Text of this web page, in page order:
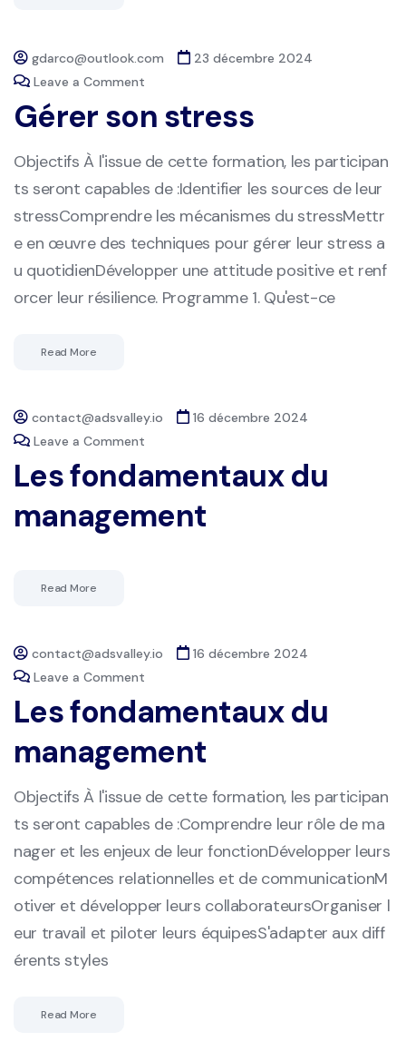
gdarco@outlook.com
23 décembre 2024
Leave a Comment
Gérer son stress
Objectifs À l'issue de cette formation, les participan
ts seront capables de :Identifier les sources de leur
stressComprendre les mécanismes du stressMettr
e en œuvre des techniques pour gérer leur stress a
u quotidienDévelopper une attitude positive et renf
orcer leur résilience. Programme 1. Qu'est-ce
Read More
contact@adsvalley.io
16 décembre 2024
Leave a Comment
Les fondamentaux du
management
Read More
contact@adsvalley.io
16 décembre 2024
Leave a Comment
Les fondamentaux du
management
Objectifs À l'issue de cette formation, les participan
ts seront capables de :Comprendre leur rôle de ma
nager et les enjeux de leur fonctionDévelopper leurs
compétences relationnelles et de communicationM
otiver et développer leurs collaborateursOrganiser l
eur travail et piloter leurs équipesS'adapter aux diff
érents styles
Read More